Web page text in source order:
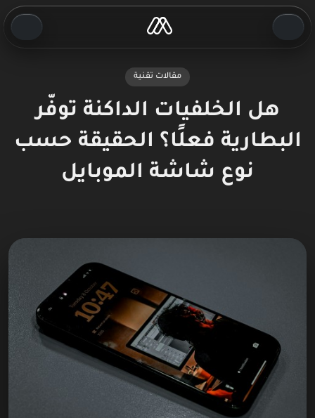
مقالات تقنية
هل الخلفيات الداكنة توفّر
البطارية فعلًا؟ الحقيقة حسب
نوع شاشة الموبايل